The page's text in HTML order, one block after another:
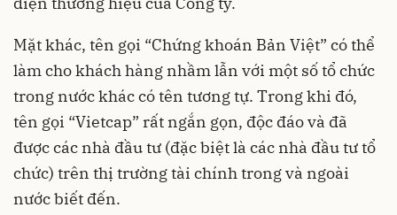
Mặt khác, tên gọi “Chứng khoán Bản Việt” có thể
làm cho khách hàng nhầm lẫn với một số tổ chức
trong nước khác có tên tương tự. Trong khi đó,
tên gọi “Vietcap” rất ngắn gọn, độc đáo và đã
được các nhà đầu tư (đặc biệt là các nhà đầu tư tổ
chức) trên thị trường tài chính trong và ngoài
nước biết đến.